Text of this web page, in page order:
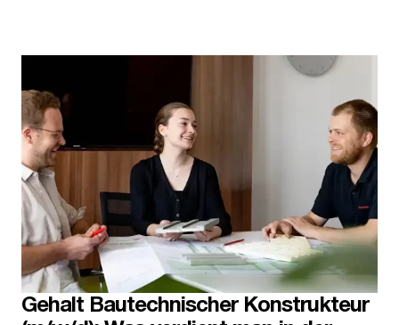
Gehalt Bautechnischer Konstrukteur